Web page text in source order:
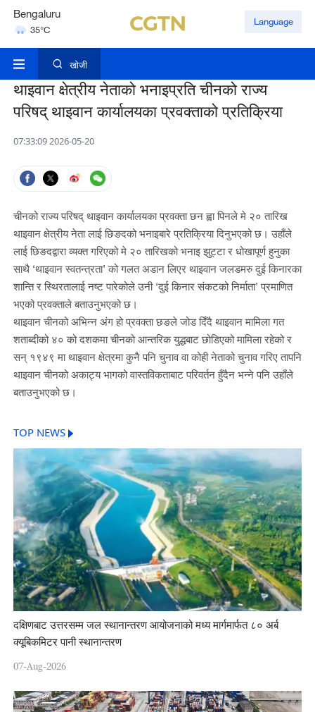
Bengaluru
35°C
Hyderabad
Language
खोजी
थाइवान क्षेत्रीय नेताको भनाइप्रति चीनको राज्य
परिषद् थाइवान कार्यालयका प्रवक्ताको प्रतिक्रिया
07:33:09 2026-05-20
चीनको राज्य परिषद् थाइवान कार्यालयका प्रवक्ता छन ह्वा पिनले मे २० तारिख
थाइवान क्षेत्रीय नेता लाई छिङदको भनाइबारे प्रतिक्रिया दिनुभएको छ। उहाँले
लाई छिङदद्वारा व्यक्त गरिएको मे २० तारिखको भनाइ झुट्टा र धोखापूर्ण हुनुका
साथै ‘थाइवान स्वतन्त्रता’ को गलत अडान लिएर थाइवान जलडमरु दुई किनारका
शान्ति र स्थिरतालाई नष्ट पारेकोले उनी ‘दुई किनार संकटको निर्माता’ प्रमाणित
भएको प्रवक्ताले बताउनुभएको छ।
थाइवान चीनको अभिन्न अंग हो प्रवक्ता छङले जोड दिँदै थाइवान मामिला गत
शताब्दीको ४० को दशकमा चीनको आन्तरिक युद्धबाट छोडिएको मामिला रहेको र
सन् १९४९ मा थाइवान क्षेत्रमा कुनै पनि चुनाव वा कोही नेताको चुनाव गरिए तापनि
थाइवान चीनको अकाट्य भागको वास्तविकताबाट परिवर्तन हुँदैन भन्ने पनि उहाँले
बताउनुभएको छ।
TOP NEWS
दक्षिणबाट उत्तरसम्म जल स्थानान्तरण आयोजनाको मध्य मार्गमार्फत ८० अर्ब
क्यूबिकमिटर पानी स्थानान्तरण
07-Aug-2026